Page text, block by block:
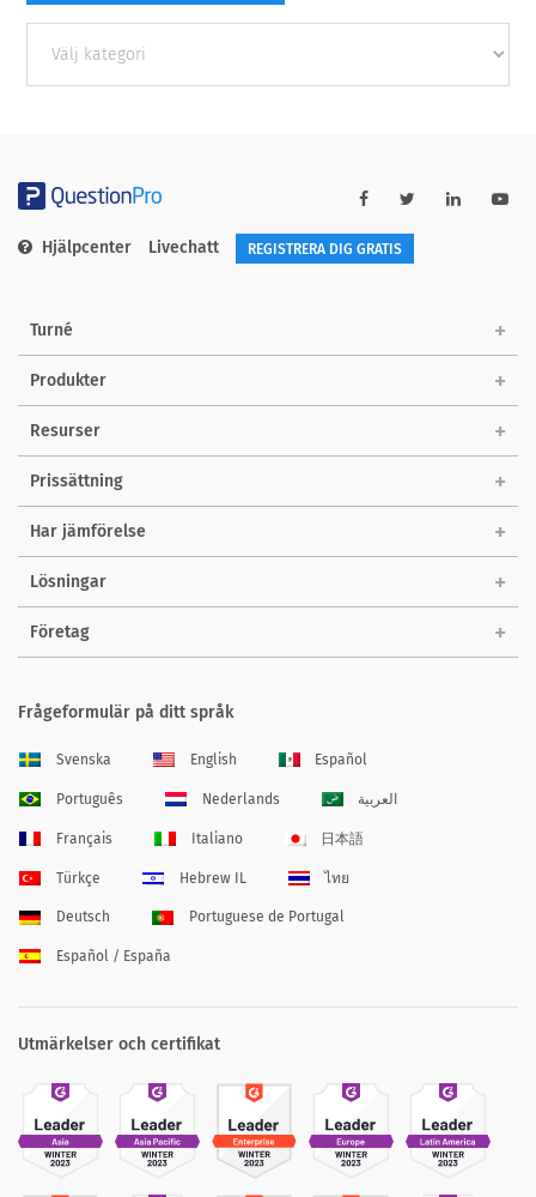
categories
Hjälpcenter Livechatt REGISTRERA DIG GRATIS
Turné
Produkter
Resurser
Prissättning
Har jämförelse
Lösningar
Företag
Frågeformulär på ditt språk
Svenska English Español
Português Nederlands العربية
Français Italiano 日本語
Türkçe Hebrew IL ไทย
Deutsch Portuguese de Portugal
Español / España
Utmärkelser och certifikat